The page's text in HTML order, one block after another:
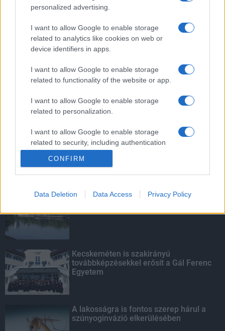
personalized advertising.
I want to allow Google to enable storage
related to analytics like cookies on web or
device identifiers in apps.
I want to allow Google to enable storage
related to functionality of the website or app.
I want to allow Google to enable storage
related to personalization.
I want to allow Google to enable storage
related to security, including authentication
functionality and fraud prevention, and other
user protection.
CONFIRM
Data Deletion Data Access Privacy Policy
Szerdától rárajtolhatunk a jövő nyári
foci-Eb jegyeire
vízgyűjtőjére
Víztoronyba rekedt munkásokat
Megérkezett az eső a Duna
Kecskeméten is szakirányú
továbbképzésekkel erősít a Gál Ferenc
Egyetem
A lakosságra is fontos szerep hárul a
szúnyoginvázió elkerülésében